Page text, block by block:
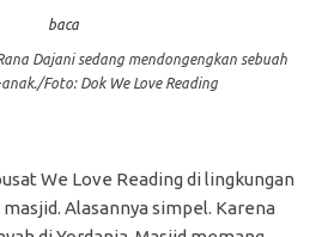
Dajani sedang mendongengkan sebuah
Foto: Dok We Love Reading
We Love Reading di lingkungan
Alasannya simpel. Karena